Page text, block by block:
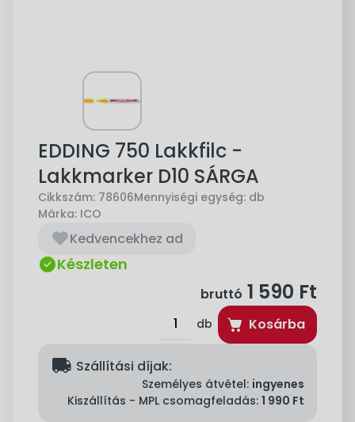
EDDING 750 Lakkfilc -
Lakkmarker D10 SÁRGA
Cikkszám: 78606Mennyiségi egység: db
Márka: ICO
Kedvencekhez ad
Készleten
bruttó 1 590 Ft
db Kosárba
delivery Szállítási díjak:
Személyes átvétel: ingyenes
Kiszállítás - MPL csomagfeladás: 1 990 Ft